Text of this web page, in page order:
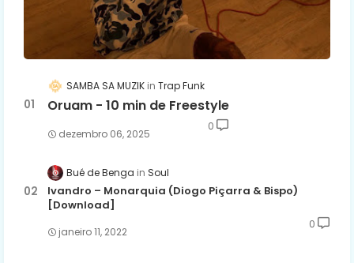
SAMBA SA MUZIK Trap Funk
Oruam - 10 min de Freestyle
dezembro 06, 2025
0
Bué de Benga Soul
Ivandro – Monarquia (Diogo Piçarra & Bispo)
[Download]
janeiro 11, 2022
0